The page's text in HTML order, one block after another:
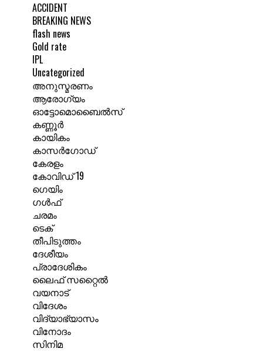
ACCIDENT
BREAKING NEWS
flash news
Gold rate
IPL
Uncategorized
അനുസ്മരണം
ആരോഗ്യം
ഓട്ടോമൊബൈൽസ്
കണ്ണൂർ
കായികം
കാസർഗോഡ്
കേരളം
കോവിഡ് 19
ഗെയിം
ഗൾഫ്
ചരമം
ടെക്
തീപിടുത്തം
ദേശീയം
പ്രാദേശികം
ലൈഫ് സറ്റൈൽ
വയനാട്
വിദേശം
വിദ്യാഭ്യാസം
വിനോദം
സിനിമ